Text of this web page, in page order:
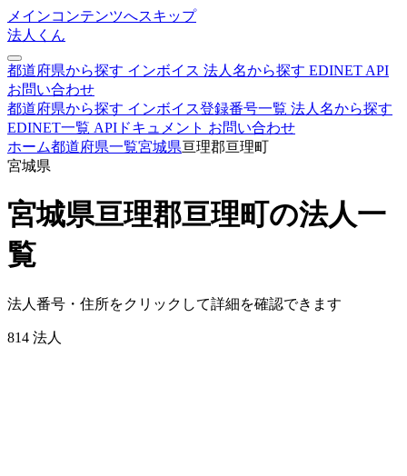
メインコンテンツへスキップ
法人くん
都道府県から探す インボイス 法人名から探す EDINET API
お問い合わせ
都道府県から探す インボイス登録番号一覧 法人名から探す
EDINET一覧 APIドキュメント お問い合わせ
ホーム都道府県一覧宮城県亘理郡亘理町
宮城県
宮城県亘理郡亘理町の法人一
覧
法人番号・住所をクリックして詳細を確認できます
814 法人